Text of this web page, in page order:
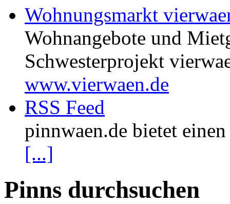
Wohnungsmarkt
Wohnangebote und
Schwesterprojekt
www.vierwaen.de
RSS Feed
pinnwaen.de bietet
[...]
Pinns durchsuchen